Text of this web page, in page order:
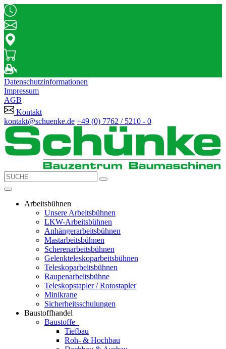
Datenschutzinformationen
Impressum
AGB
Kontakt
kontakt@schuenke.de +49 (0) 7762 / 5210 - 0
Arbeitsbühnen
Unsere Arbeitsbühnen
LKW-Arbeitsbühnen
Anhängerarbeitsbühnen
Mastarbeitsbühnen
Scherenarbeitsbühnen
Gelenkteleskoparbeitsbühnen
Teleskoparbeitsbühnen
Raupenarbeitsbühne
Teleskopstapler / Rotostapler
Minikrane
Sicherheitsschulungen
Baustoffhandel
Baustoffe
Tiefbau
Roh- & Hochbau